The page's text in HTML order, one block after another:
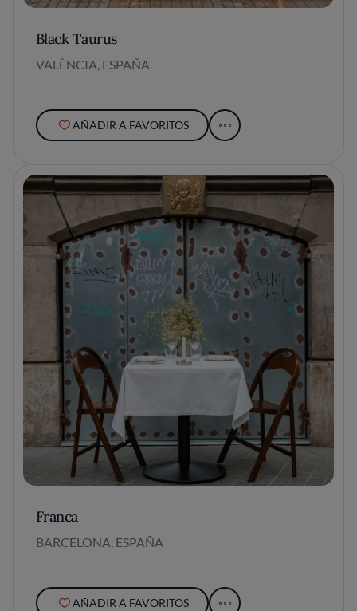
Black Taurus
VALÈNCIA, ESPAÑA
AÑADIR A FAVORITOS
Franca
BARCELONA, ESPAÑA
AÑADIR A FAVORITOS